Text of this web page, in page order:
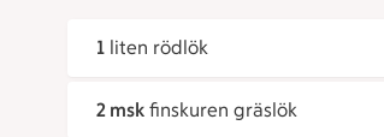
1 liten rödlök
2 msk finskuren gräslök